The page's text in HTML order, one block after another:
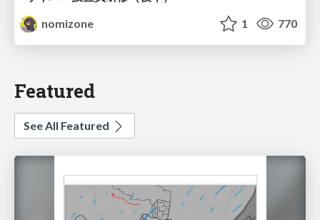
nomizone
1 770
Featured
See All Featured